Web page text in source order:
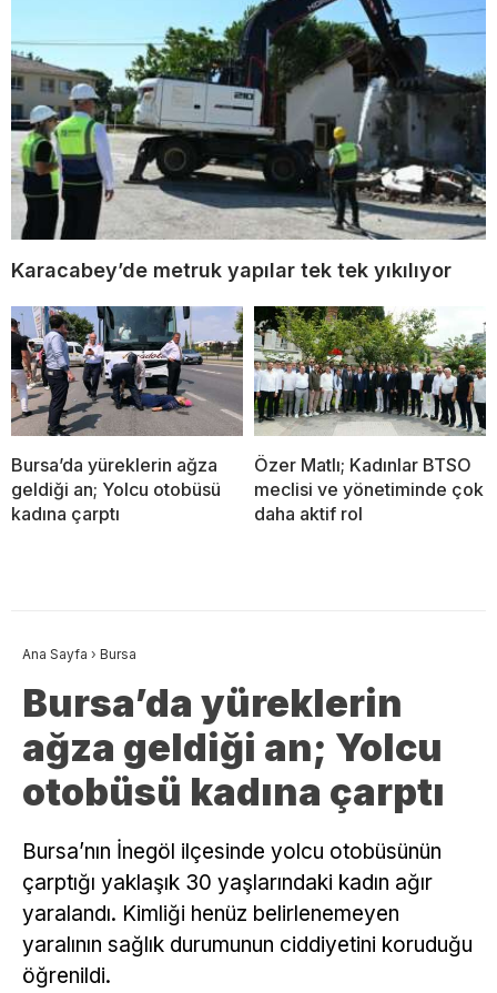
Karacabey’de metruk yapılar tek tek yıkılıyor
Bursa’da yüreklerin ağza
geldiği an; Yolcu otobüsü
kadına çarptı
Özer Matlı; Kadınlar BTSO
meclisi ve yönetiminde çok
daha aktif rol
Ana Sayfa › Bursa
Bursa’da yüreklerin
ağza geldiği an; Yolcu
otobüsü kadına çarptı
Bursa’nın İnegöl ilçesinde yolcu otobüsünün
çarptığı yaklaşık 30 yaşlarındaki kadın ağır
yaralandı. Kimliği henüz belirlenemeyen
yaralının sağlık durumunun ciddiyetini koruduğu
öğrenildi.